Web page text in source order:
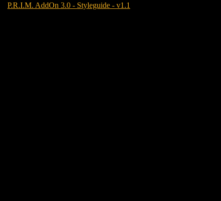
P.R.I.M. AddOn 3.0 - Styleguide - v1.1